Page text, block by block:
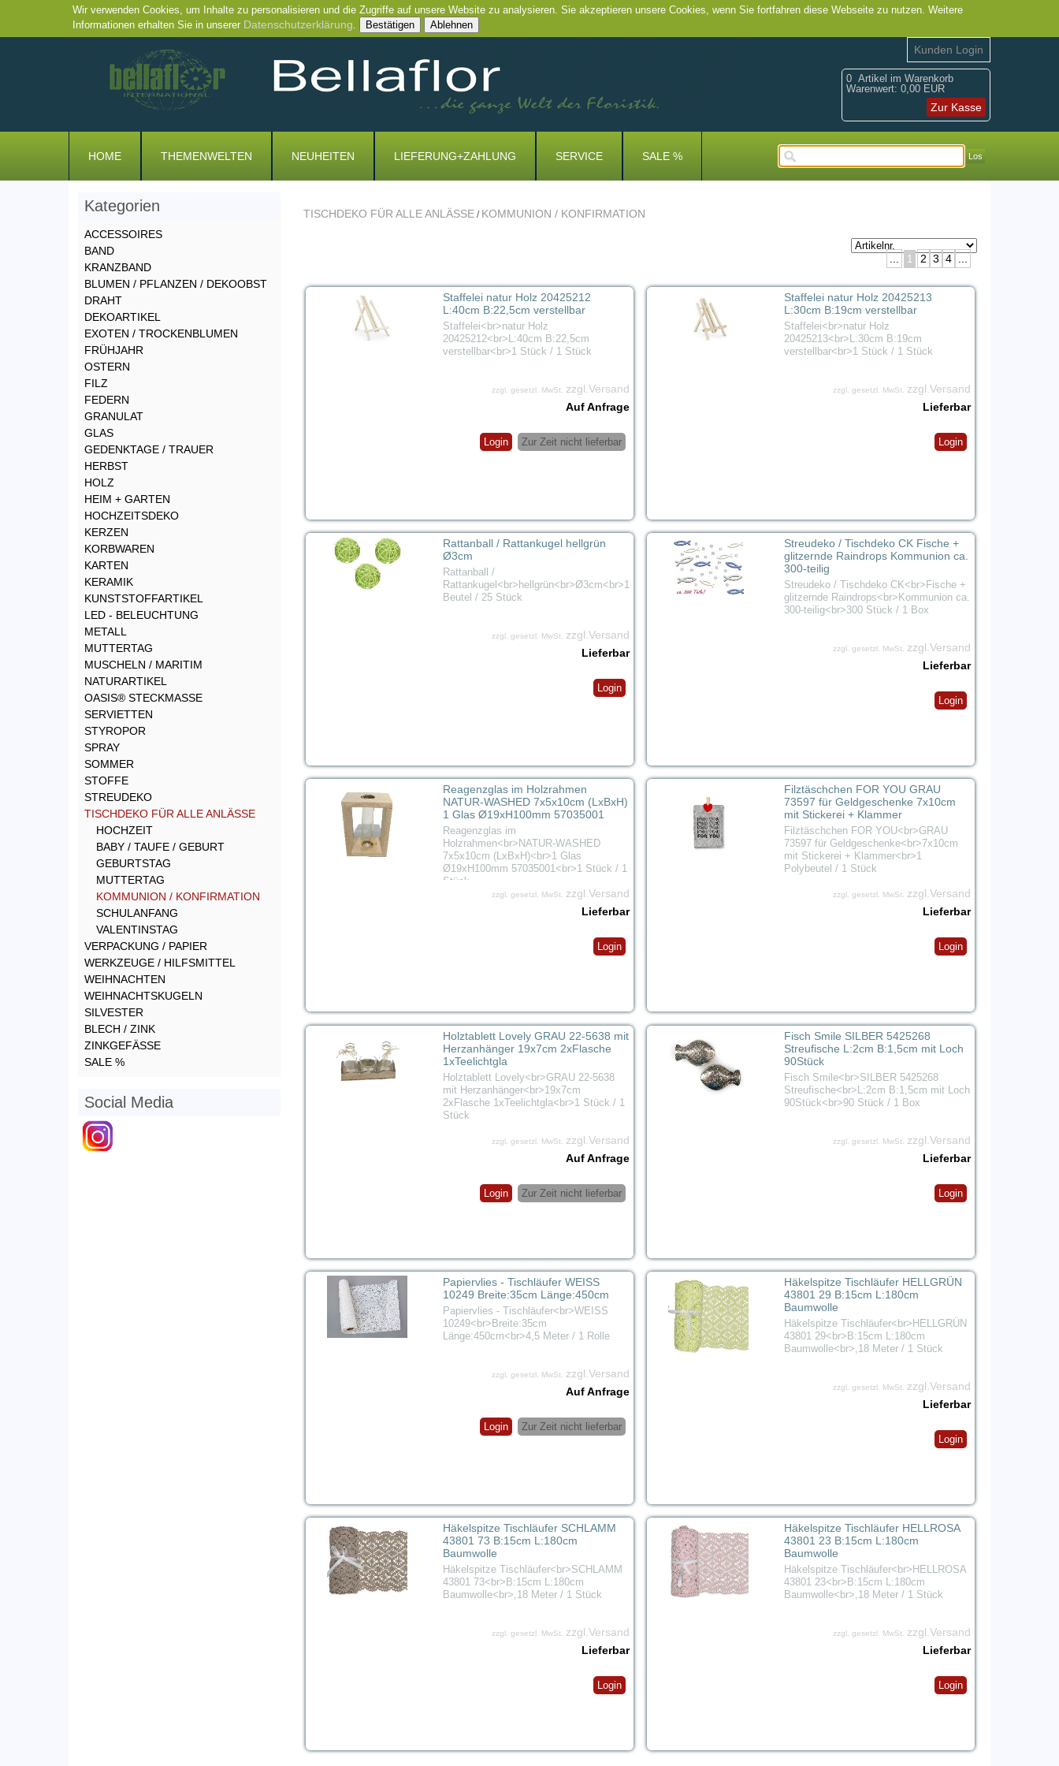
Wir verwenden Cookies, um Inhalte zu personalisieren und die Zugriffe auf unsere Website zu analysieren. Sie akzeptieren unsere Cookies, wenn Sie fortfahren diese Webseite zu nutzen. Weitere
Informationen erhalten Sie in unserer Datenschutzerklärung. Bestätigen Ablehnen
0 Artikel im Warenkorb
Warenwert: 0,00 EUR
Zur Kasse
Kunden Login
Los
HOME THEMENWELTEN NEUHEITEN LIEFERUNG+ZAHLUNG SERVICE SALE %
TISCHDEKO FÜR ALLE ANLÄSSE/ KOMMUNION / KONFIRMATION
1 2 3 4
Staffelei natur Holz 20425212
L:40cm B:22,5cm verstellbar
Staffelei<br>natur Holz
20425212<br>L:40cm B:22,5cm
verstellbar<br>1 Stück / 1 Stück
zzgl. gesetzl. MwSt.
zzgl.Versand
Auf Anfrage
Zur Zeit nicht lieferbar
Login
Staffelei natur Holz 20425213
L:30cm B:19cm verstellbar
Staffelei<br>natur Holz
20425213<br>L:30cm B:19cm
verstellbar<br>1 Stück / 1 Stück
zzgl. gesetzl. MwSt.
zzgl.Versand
Lieferbar
Login
Rattanball / Rattankugel hellgrün
Ø3cm
Rattanball /
Rattankugel<br>hellgrün<br>Ø3cm<br>1
Beutel / 25 Stück
zzgl. gesetzl. MwSt.
zzgl.Versand
Lieferbar
Login
Streudeko / Tischdeko CK Fische +
glitzernde Raindrops Kommunion ca.
300-teilig
Streudeko / Tischdeko CK<br>Fische +
glitzernde Raindrops<br>Kommunion ca.
300-teilig<br>300 Stück / 1 Box
zzgl. gesetzl. MwSt.
zzgl.Versand
Lieferbar
Login
Reagenzglas im Holzrahmen
NATUR-WASHED 7x5x10cm (LxBxH)
1 Glas Ø19xH100mm 57035001
Reagenzglas im
Holzrahmen<br>NATUR-WASHED
7x5x10cm (LxBxH)<br>1 Glas
Ø19xH100mm 57035001<br>1 Stück / 1
Stück
zzgl. gesetzl. MwSt. zzgl.Versand
Lieferbar
Login
Filztäschchen FOR YOU GRAU
73597 für Geldgeschenke 7x10cm
mit Stickerei + Klammer
Filztäschchen FOR YOU<br>GRAU
73597 für Geldgeschenke<br>7x10cm
mit Stickerei + Klammer<br>1
Polybeutel / 1 Stück
zzgl. gesetzl. MwSt. zzgl.Versand
Lieferbar
Login
Holztablett Lovely GRAU 22-5638 mit
Herzanhänger 19x7cm 2xFlasche
1xTeelichtgla
Holztablett Lovely<br>GRAU 22-5638
mit Herzanhänger<br>19x7cm
2xFlasche 1xTeelichtgla<br>1 Stück / 1
Stück
zzgl. gesetzl. MwSt.
zzgl.Versand
Auf Anfrage
Zur Zeit nicht lieferbar
Login
Fisch Smile SILBER 5425268
Streufische L:2cm B:1,5cm mit Loch
90Stück
Fisch Smile<br>SILBER 5425268
Streufische<br>L:2cm B:1,5cm mit Loch
90Stück<br>90 Stück / 1 Box
zzgl. gesetzl. MwSt.
zzgl.Versand
Lieferbar
Login
Papiervlies - Tischläufer WEISS
10249 Breite:35cm Länge:450cm
Papiervlies - Tischläufer<br>WEISS
10249<br>Breite:35cm
Länge:450cm<br>4,5 Meter / 1 Rolle
zzgl. gesetzl. MwSt.
zzgl.Versand
Auf Anfrage
Zur Zeit nicht lieferbar
Login
Häkelspitze Tischläufer HELLGRÜN
43801 29 B:15cm L:180cm
Baumwolle
Häkelspitze Tischläufer<br>HELLGRÜN
43801 29<br>B:15cm L:180cm
Baumwolle<br>,18 Meter / 1 Stück
zzgl. gesetzl. MwSt.
zzgl.Versand
Lieferbar
Login
Häkelspitze Tischläufer SCHLAMM
43801 73 B:15cm L:180cm
Baumwolle
Häkelspitze Tischläufer<br>SCHLAMM
43801 73<br>B:15cm L:180cm
Baumwolle<br>,18 Meter / 1 Stück
zzgl. gesetzl. MwSt. zzgl.Versand
Lieferbar
Login
Häkelspitze Tischläufer HELLROSA
43801 23 B:15cm L:180cm
Baumwolle
Häkelspitze Tischläufer<br>HELLROSA
43801 23<br>B:15cm L:180cm
Baumwolle<br>,18 Meter / 1 Stück
zzgl. gesetzl. MwSt. zzgl.Versand
Lieferbar
Login
Kategorien
ACCESSOIRES
BAND
KRANZBAND
BLUMEN / PFLANZEN / DEKOOBST
DRAHT
DEKOARTIKEL
EXOTEN / TROCKENBLUMEN
FRÜHJAHR
OSTERN
FILZ
FEDERN
GRANULAT
GLAS
GEDENKTAGE / TRAUER
HERBST
HOLZ
HEIM + GARTEN
HOCHZEITSDEKO
KERZEN
KORBWAREN
KARTEN
KERAMIK
KUNSTSTOFFARTIKEL
LED - BELEUCHTUNG
METALL
MUTTERTAG
MUSCHELN / MARITIM
NATURARTIKEL
OASIS® STECKMASSE
SERVIETTEN
STYROPOR
SPRAY
SOMMER
STOFFE
STREUDEKO
TISCHDEKO FÜR ALLE ANLÄSSE
HOCHZEIT
BABY / TAUFE / GEBURT
GEBURTSTAG
MUTTERTAG
KOMMUNION / KONFIRMATION
SCHULANFANG
VALENTINSTAG
VERPACKUNG / PAPIER
WERKZEUGE / HILFSMITTEL
WEIHNACHTEN
WEIHNACHTSKUGELN
SILVESTER
BLECH / ZINK
ZINKGEFÄSSE
SALE %
Social Media